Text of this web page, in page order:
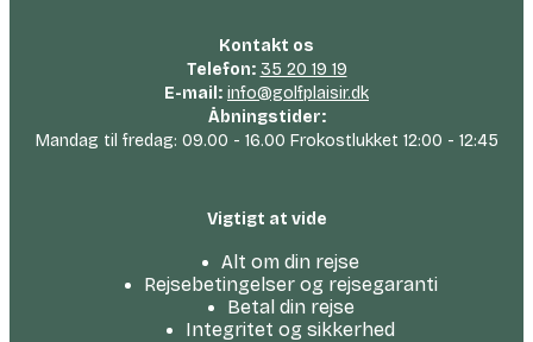
Kontakt os
Telefon: 35 20 19 19
E-mail: info@golfplaisir.dk
Åbningstider:
Mandag til fredag: 09.00 - 16.00 Frokostlukket 12:00 - 12:45
Vigtigt at vide
Alt om din rejse
Rejsebetingelser og rejsegaranti
Betal din rejse
Integritet og sikkerhed